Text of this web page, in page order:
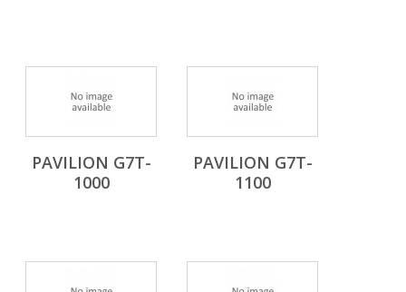
PAVILION G7T-
1000
PAVILION G7T-
1100